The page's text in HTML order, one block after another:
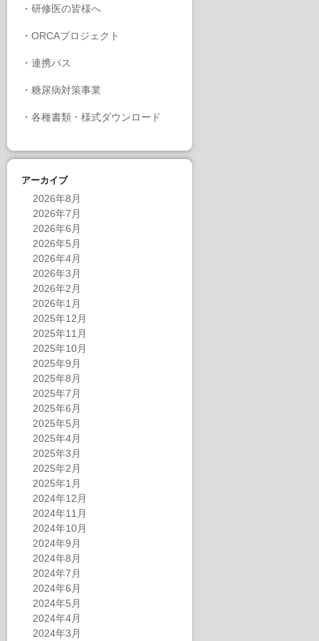
・ 研修医の皆様へ
・ ORCAプロジェクト
・ 連携パス
・ 糖尿病対策事業
・ 各種書類・様式ダウンロード
アーカイブ
2026年8月
2026年7月
2026年6月
2026年5月
2026年4月
2026年3月
2026年2月
2026年1月
2025年12月
2025年11月
2025年10月
2025年9月
2025年8月
2025年7月
2025年6月
2025年5月
2025年4月
2025年3月
2025年2月
2025年1月
2024年12月
2024年11月
2024年10月
2024年9月
2024年8月
2024年7月
2024年6月
2024年5月
2024年4月
2024年3月